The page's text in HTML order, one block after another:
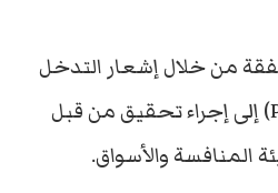
من خلال إشعار التدخل
للمصلحة العامة (PIIN) إلى إجراء تحقيق من قبل